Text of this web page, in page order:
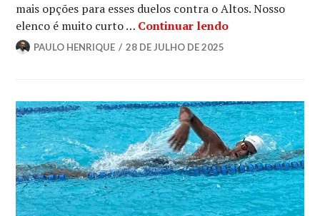
mais opções para esses duelos contra o Altos. Nosso
elenco é muito curto … Continuar lendo
PAULO HENRIQUE 28 DE JULHO DE 2025